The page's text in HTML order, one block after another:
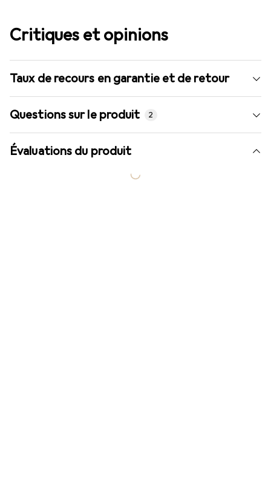
Critiques et opinions
Taux de recours en garantie et de retour
Questions sur le produit 2
Évaluations du produit